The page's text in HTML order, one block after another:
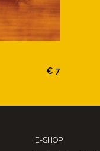
€ 7
E-SHOP